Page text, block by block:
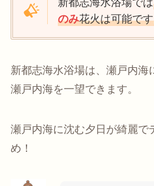
のみ花火は可能で
新都志海水浴場は、瀬戸内海
瀬戸内海を一望できます。
瀬戸内海に沈む夕日が綺麗で
め！